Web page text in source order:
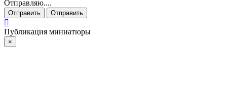
Отправляю....
Отправить Отправить
Публикация миниатюры
×